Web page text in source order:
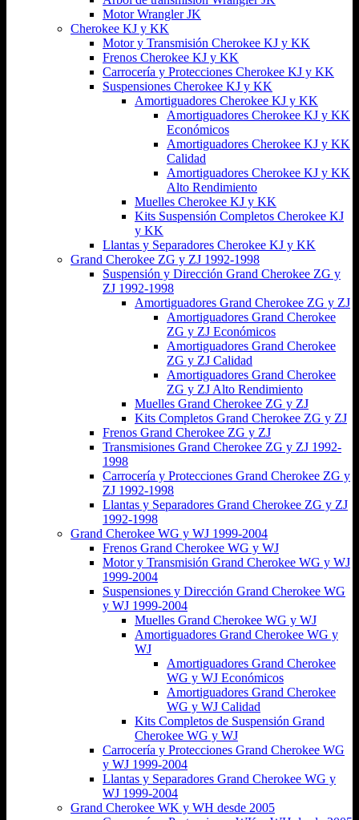
Motor Wrangler JK
Cherokee KJ y KK
Motor y Transmisión Cherokee KJ y KK
Frenos Cherokee KJ y KK
Carrocería y Protecciones Cherokee KJ y KK
Suspensiones Cherokee KJ y KK
Amortiguadores Cherokee KJ y KK
Amortiguadores Cherokee KJ y KK
Económicos
Amortiguadores Cherokee KJ y KK
Calidad
Amortiguadores Cherokee KJ y KK
Alto Rendimiento
Muelles Cherokee KJ y KK
Kits Suspensión Completos Cherokee KJ
y KK
Llantas y Separadores Cherokee KJ y KK
Grand Cherokee ZG y ZJ 1992-1998
Suspensión y Dirección Grand Cherokee ZG y
ZJ 1992-1998
Amortiguadores Grand Cherokee ZG y ZJ
Amortiguadores Grand Cherokee
ZG y ZJ Económicos
Amortiguadores Grand Cherokee
ZG y ZJ Calidad
Amortiguadores Grand Cherokee
ZG y ZJ Alto Rendimiento
Muelles Grand Cherokee ZG y ZJ
Kits Completos Grand Cherokee ZG y ZJ
Frenos Grand Cherokee ZG y ZJ
Transmisiones Grand Cherokee ZG y ZJ 1992-
1998
Carrocería y Protecciones Grand Cherokee ZG y
ZJ 1992-1998
Llantas y Separadores Grand Cherokee ZG y ZJ
1992-1998
Grand Cherokee WG y WJ 1999-2004
Frenos Grand Cherokee WG y WJ
Motor y Transmisión Grand Cherokee WG y WJ
1999-2004
Suspensiones y Dirección Grand Cherokee WG
y WJ 1999-2004
Muelles Grand Cherokee WG y WJ
Amortiguadores Grand Cherokee WG y
WJ
Amortiguadores Grand Cherokee
WG y WJ Económicos
Amortiguadores Grand Cherokee
WG y WJ Calidad
Kits Completos de Suspensión Grand
Cherokee WG y WJ
Carrocería y Protecciones Grand Cherokee WG
y WJ 1999-2004
Llantas y Separadores Grand Cherokee WG y
WJ 1999-2004
Grand Cherokee WK y WH desde 2005